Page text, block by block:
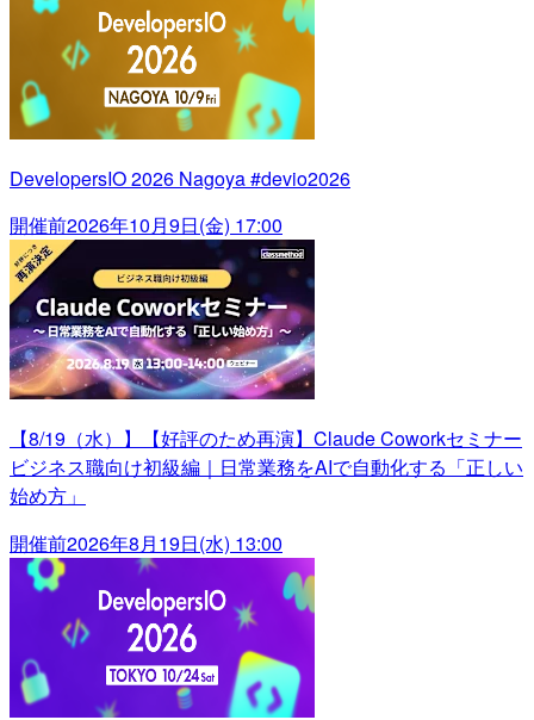
DevelopersIO 2026 Nagoya #devio2026
開催前2026年10月9日(金) 17:00
【8/19（水）】【好評のため再演】Claude Coworkセミナー
ビジネス職向け初級編｜日常業務をAIで自動化する「正しい
始め方」
開催前2026年8月19日(水) 13:00